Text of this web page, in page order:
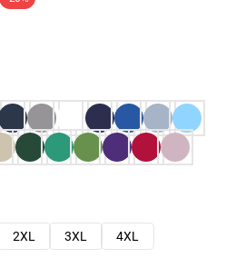
2XL 3XL
4XL